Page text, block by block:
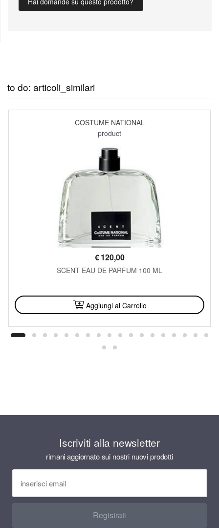
to do: articoli_similari
COSTUME NATIONAL
product
€120,00
SCENT EAU DE PARFUM 100 ML
Aggiungi al Carrello
Iscriviti alla newsletter
rimani aggiornato sui nostri nuovi prodotti
Registrati